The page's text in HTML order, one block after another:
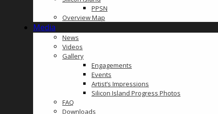
PPSN
Overview Map
Media
News
Videos
Gallery
Engagements
Events
Artist’s Impressions
Silicon Island Progress Photos
FAQ
Downloads